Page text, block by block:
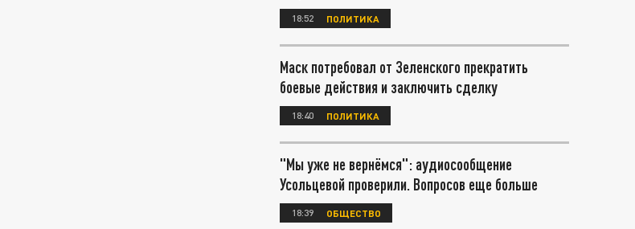
18:52 ПОЛИТИКА
Маск потребовал от Зеленского прекратить
боевые действия и заключить сделку
18:40 ПОЛИТИКА
"Мы уже не вернёмся": аудиосообщение
Усольцевой проверили. Вопросов еще больше
18:39 ОБЩЕСТВО